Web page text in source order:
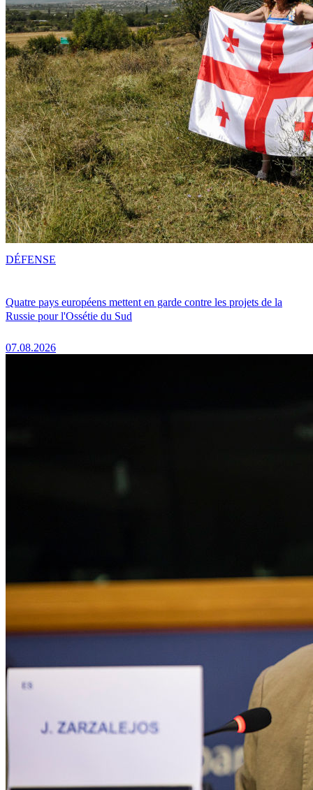
Quatre pays européens mettent en garde contre les projets de la
Russie pour l'Ossétie du Sud
07.08.2026
DÉFENSE